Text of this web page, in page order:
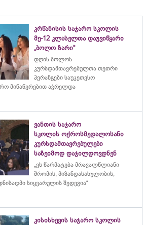
კრწანისის საჯარო სკოლის
მე-12 კლასელთა დაუვიწყარი
„ბოლო ზარი“
დღის ბოლოს
კურსდამთავრებულთა თეთრი
პერანგები საუკეთესო
მინაწერებით აჭრელდა
ვანთის საჯარო
სკოლის ოქროსმედალოსანი
კურსდამთავრებულები
საზეიმოდ დაჯილდოვდნენ
„ეს წარმატება მრავალწლიანი
შრომის, მიზანდასახულობის,
სიყვარულის შედეგია“
კისისხევის საჯარო სკოლის